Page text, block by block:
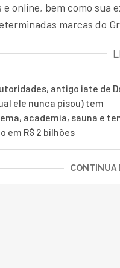
e online, bem como sua
marcas do
antigo iate de
ele nunca pisou) tem
academia, sauna e
em R$ 2 bilhões
CONTINUA